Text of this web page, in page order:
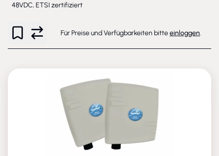
48VDC, ETSI zertifiziert
Für Preise und Verfügbarkeiten bitteeinloggen.